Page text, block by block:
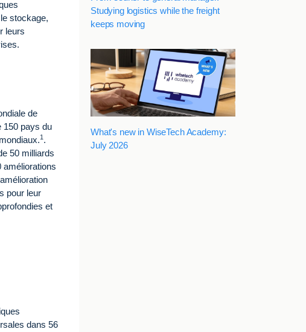
stockage,
leurs
de
150 pays du
1 .
50 milliards
améliorations
pour leur
et
dans 56
Studying logistics while the freight
keeps moving
What's new in WiseTech Academy:
July 2026